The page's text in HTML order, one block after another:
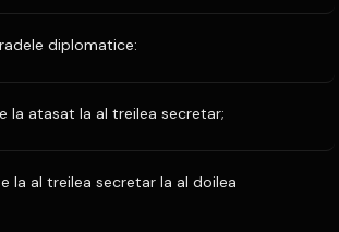
diplomatice:
la atasat la al treilea secretar;
la al treilea secretar la al doilea